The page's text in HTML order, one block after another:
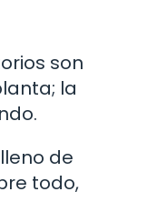
son
la
de
todo,